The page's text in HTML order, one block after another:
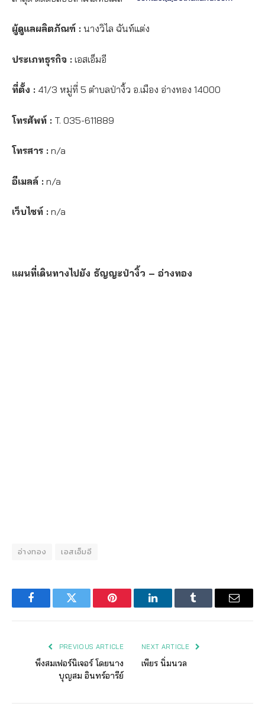
ผู้ดูแลผลิตภัณฑ์ : นางวิไล ฉันท์แต่ง
ประเภทธุรกิจ : เอสเอ็มอี
ที่ตั้ง : 41/3 หมู่ที่ 5 ตำบลป่างิ้ว อ.เมือง อ่างทอง 14000
โทรศัพท์ : T. 035-611889
โทรสาร : n/a
อีเมลล์ : n/a
เว็บไซท์ : n/a
แผนที่เดินทางไปยัง ธัญญะป่างิ้ว – อ่างทอง
อ่างทอง เอสเอ็มอี
FacebookTwitter Pinterest LinkedInTumblr Email
PREVIOUS ARTICLE
พึงสมเฟอร์นิเจอร์ โดยนาง
บุญสม อินทร์อารีย์
NEXT ARTICLE
เพียร นิ่มนวล